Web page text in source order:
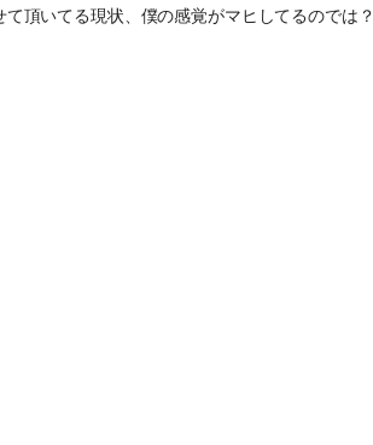
頂いてる現状、僕の感覚がマヒしてるのでは？